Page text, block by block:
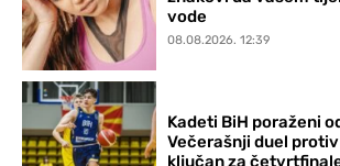
vode
08.08.2026. 12:39
Kadeti BiH poraženi
Večerašnji duel
ključan za